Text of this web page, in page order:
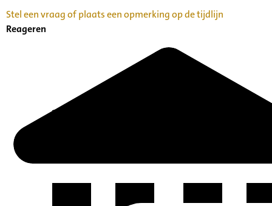
Stel een vraag of plaats een opmerking op de tijdlijn
Reageren